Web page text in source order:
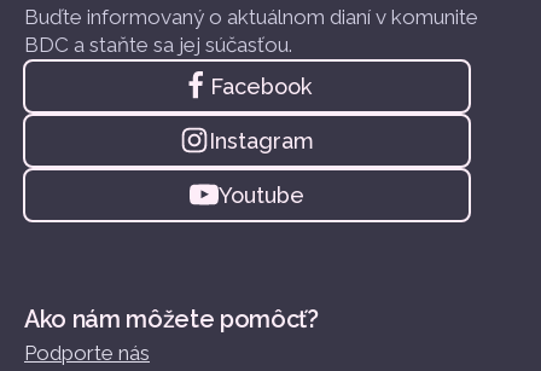
Buďte informovaný o aktuálnom dianí v komunite
BDC a staňte sa jej súčasťou.
Facebook
Instagram
Youtube
Ako nám môžete pomôcť?
Podporte nás